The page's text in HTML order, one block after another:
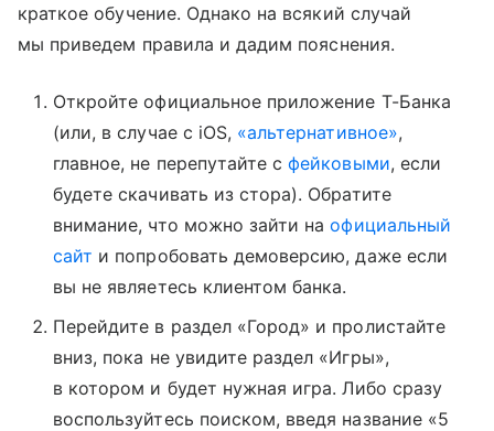
краткое обучение. Однако на всякий случай
мы приведем правила и дадим пояснения.
Откройте официальное приложение Т-Банка
(или, в случае с iOS, «альтернативное»,
главное, не перепутайте сфейковыми, если
будете скачивать из стора). Обратите
внимание, что можно зайти наофициальный
сайт и попробовать демоверсию, даже если
вы не являетесь клиентом банка.
Перейдите в раздел «Город» и пролистайте
вниз, пока не увидите раздел «Игры»,
в котором и будет нужная игра. Либо сразу
воспользуйтесь поиском, введя название «5